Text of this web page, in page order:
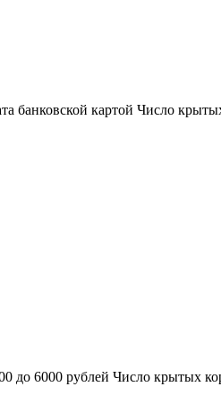
банковской картой Число
до 6000 рублей Число крытых